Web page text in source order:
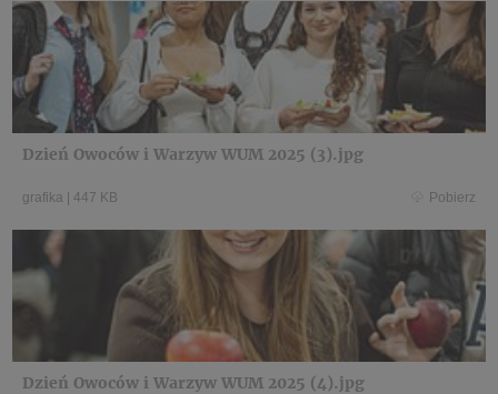
Dzień Owoców i Warzyw WUM 2025 (3).jpg
grafika | 447 KB Pobierz
Dzień Owoców i Warzyw WUM 2025 (4).jpg